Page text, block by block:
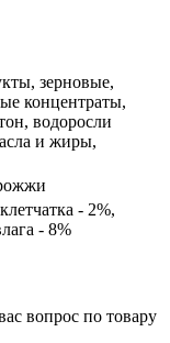
зерновые,
концентраты,
водоросли
и жиры,
- 2%,
- 8%
вопрос по товару